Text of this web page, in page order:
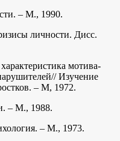
– М., 1990.
личности. Дисс.
мотива-
Изучение
– М, 1972.
– М., 1988.
– М., 1973.